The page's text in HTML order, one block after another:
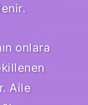
onlara
Aile